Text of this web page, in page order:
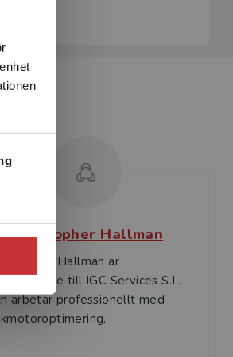
Christopher Hallman
Hallman är
till IGC Services S.L.
arbetar professionellt med